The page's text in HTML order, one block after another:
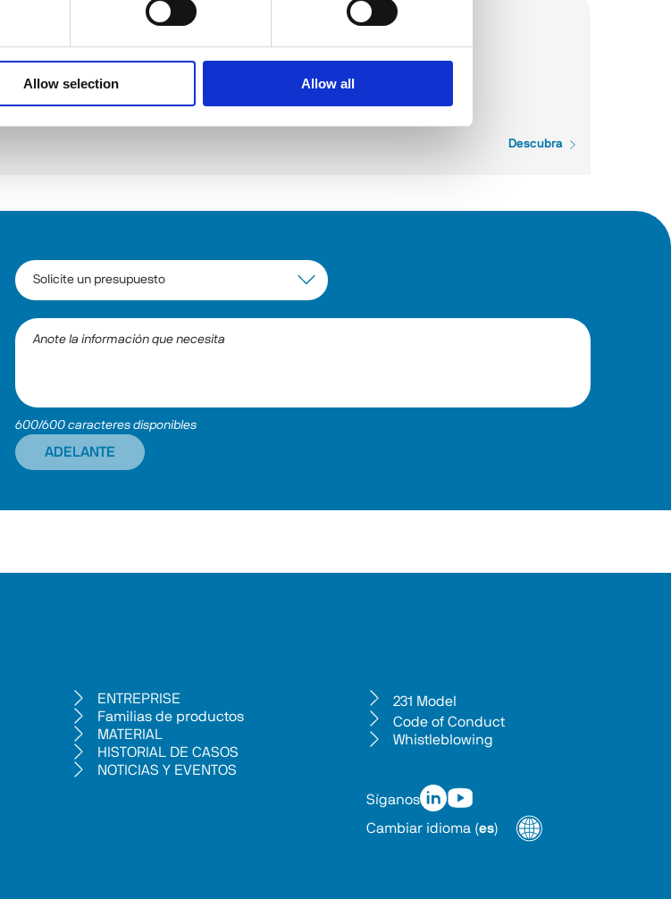
Allow selection Allow all
Descubra
600/600 caracteres disponibles
ADELANTE
ENTREPRISE
Familias de productos
MATERIAL
HISTORIAL DE CASOS
NOTICIAS Y EVENTOS
231 Model
Code of Conduct
Whistleblowing
Síganos
Cambiar idioma (es)